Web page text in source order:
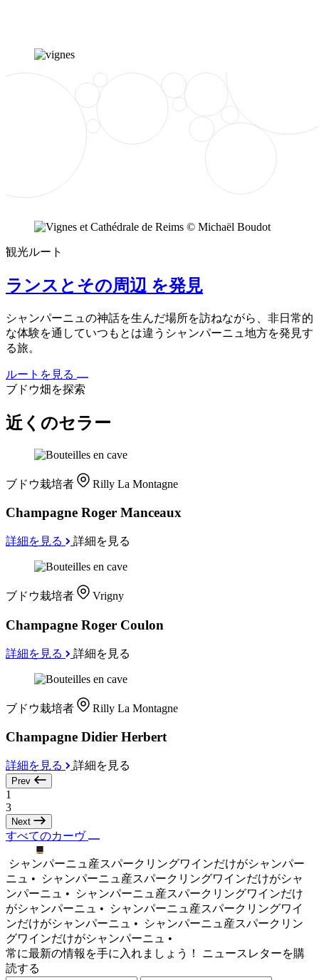
観光ルート
ランスとその周辺 を発見
シャンパーニュの神話を生んだ場所を訪ねながら、非日常的
な体験を通していつもとは違うシャンパーニュ地方を発見す
る旅。
ルートを見る
ブドウ畑を探索
近くのセラー
ブドウ栽培者 Rilly La Montagne
Champagne Roger Manceaux
詳細を見る 詳細を見る
ブドウ栽培者 Vrigny
Champagne Roger Coulon
詳細を見る 詳細を見る
ブドウ栽培者 Rilly La Montagne
Champagne Didier Herbert
詳細を見る 詳細を見る
Prev
1
3
Next
すべてのカーヴ
シャンパーニュ産スパークリングワインだけがシャンパー
ニュ •
シャンパーニュ産スパークリングワインだけがシャ
ンパーニュ •
シャンパーニュ産スパークリングワインだけ
がシャンパーニュ •
シャンパーニュ産スパークリングワイ
ンだけがシャンパーニュ •
シャンパーニュ産スパークリン
グワインだけがシャンパーニュ •
常に最新の情報を手に入れましょう！ ニュースレターを購
読する